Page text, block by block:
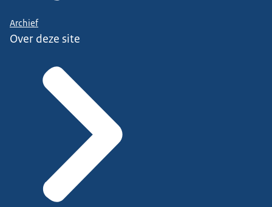
Archief
Over deze site